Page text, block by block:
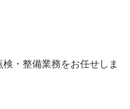
・整備業務をお任せしま